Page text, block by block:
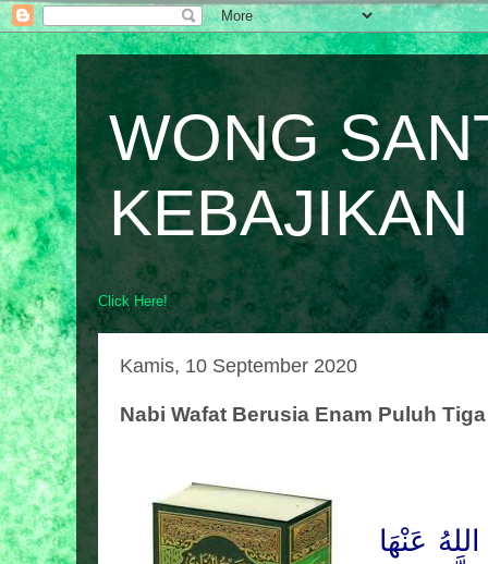
WONG
KEBAJIKAN
Click Here!
Kamis, 10 September 2020
Nabi Wafat Berusia Enam Puluh
عَنْهَا